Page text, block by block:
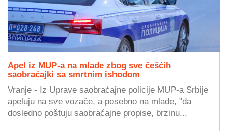
Apel iz MUP-a na mlade zbog sve češćih
saobraćajki sa smrtnim ishodom
Vranje - Iz Uprave saobraćajne policije MUP-a Srbije
apeluju na sve vozače, a posebno na mlade, "da
dosledno poštuju saobraćajne propise, brzinu...